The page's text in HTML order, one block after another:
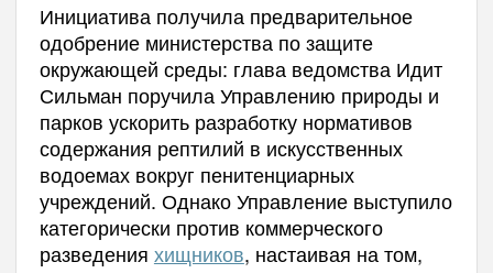
Инициатива получила предварительное
одобрение министерства по защите
окружающей среды: глава ведомства Идит
Сильман поручила Управлению природы и
парков ускорить разработку нормативов
содержания рептилий в искусственных
водоемах вокруг пенитенциарных
учреждений. Однако Управление выступило
категорически против коммерческого
разведения хищников, настаивая на том,